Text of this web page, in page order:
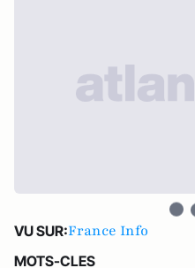
VU SUR:France Info
MOTS-CLES